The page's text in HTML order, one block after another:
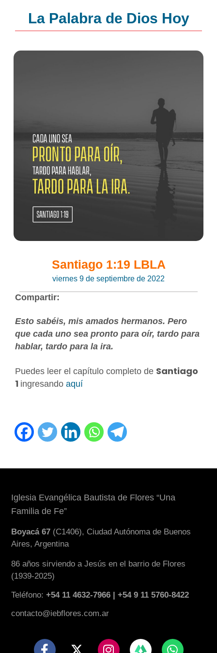
La Palabra de Dios Hoy
Santiago 1:19 LBLA
viernes 9 de septiembre de 2022
Compartir:
Esto sabéis, mis amados hermanos. Pero
que cada uno sea pronto para oír, tardo para
hablar, tardo para la ira.
Puedes leer el capítulo completo de Santiago
1 ingresandoaquí
Iglesia Evangélica Bautista de Flores “Una
Familia de Fe”
Boyacá 67 (C1406), Ciudad Autónoma de Buenos
Aires, Argentina
86 años sirviendo a Jesús en el barrio de Flores
(1939-2025)
Teléfono:+54 11 4632-7966 | +54 9 11 5760-8422
contacto@iebflores.com.ar
F
X
I
W